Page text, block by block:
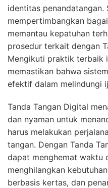
identitas penandatangan.
mempertimbangkan
memantau kepatuhan
prosedur terkait dengan
Mengikuti praktik terbaik
memastikan bahwa
efektif dalam melindungi
Tanda Tangan Digital
dan nyaman untuk
harus melakukan
tangan. Dengan Tanda
dapat menghemat waktu
menghilangkan
berbasis kertas, dan